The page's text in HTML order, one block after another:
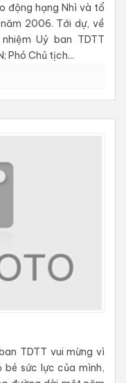
động hạng Nhì và tổ
2006. Tới dự, về
Uỷ ban TDTT
Phó Chủ tịch...
TDTT vui mừng vì
sức lực của mình,